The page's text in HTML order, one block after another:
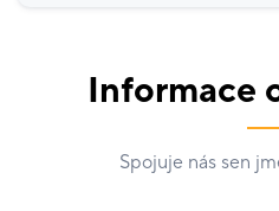
Informace
Spojuje nás sen